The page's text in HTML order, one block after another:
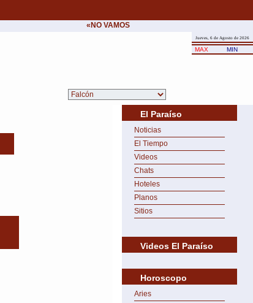
«NO VAMOS A CEDER NUNCA AL CHANTAJE
Jueves, 6 de Agosto de 2026
MAX MIN
El Paraíso
Noticias
El Tiempo
Videos
Chats
Hoteles
Planos
Sitios
Videos El Paraíso
Horoscopo
Aries